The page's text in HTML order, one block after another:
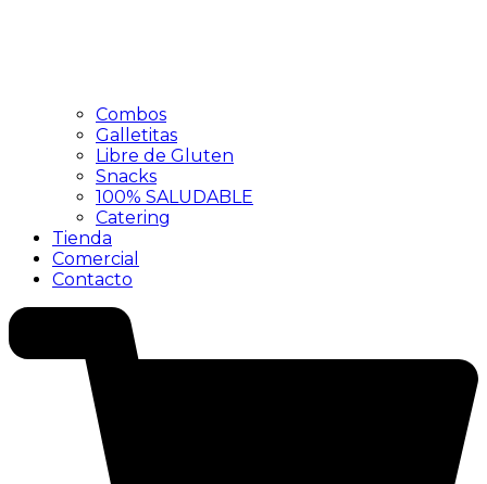
Combos
Galletitas
Libre de Gluten
Snacks
100% SALUDABLE
Catering
Tienda
Comercial
Contacto